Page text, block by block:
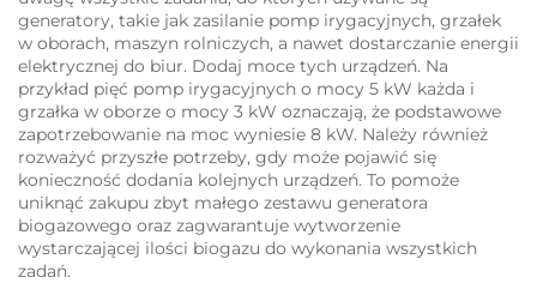
generatory, takie jak zasilanie pomp irygacyjnych, grzałek
w oborach, maszyn rolniczych, a nawet dostarczanie energii
elektrycznej do biur. Dodaj moce tych urządzeń. Na
przykład pięć pomp irygacyjnych o mocy 5 kW każda i
grzałka w oborze o mocy 3 kW oznaczają, że podstawowe
zapotrzebowanie na moc wyniesie 8 kW. Należy również
rozważyć przyszłe potrzeby, gdy może pojawić się
konieczność dodania kolejnych urządzeń. To pomoże
uniknąć zakupu zbyt małego zestawu generatora
biogazowego oraz zagwarantuje wytworzenie
wystarczającej ilości biogazu do wykonania wszystkich
zadań.